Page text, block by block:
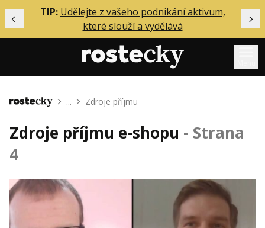
Předchozí
TIP: Udělejte z vašeho podnikání aktivum,
které slouží a vydělává
Mentoring
Solo
Akce
Inzerce
O mně
Domů ... Zdroje příjmu
Zdroje příjmu e-shopu - Strana
4